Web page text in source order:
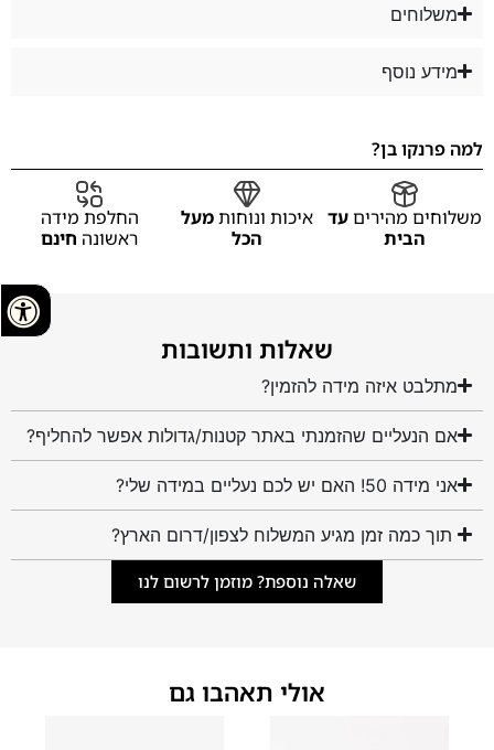
משלוחים
מידע נוסף
למה פרנקו בן?
משלוחים מהיריםעד
הבית
איכות ונוחותמעל
הכל
החלפת מידה
ראשונה חינם
שאלות ותשובות
מתלבט איזה מידה להזמין?
אם הנעליים שהזמנתי באתר קטנות/גדולות אפשר להחליף?
אני מידה 50! האם יש לכם נעליים במידה שלי?
תוך כמה זמן מגיע המשלוח לצפון/דרום הארץ?
שאלה נוספת? מוזמן לרשום לנו
אולי תאהבו גם